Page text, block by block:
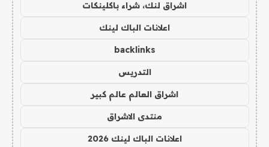
اشراق لنك، شراء باكلينكات
اعلانات الباك لينك
backlinks
التدريس
اشراق العالم عالم كبير
منتدى الاشراق
اعلانات الباك لينك 2026